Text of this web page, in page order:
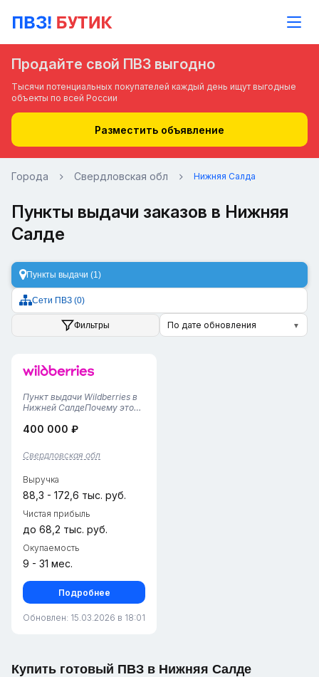
Продайте свой ПВЗ выгодно
Тысячи потенциальных покупателей каждый день ищут выгодные
объекты по всей России
Разместить объявление
Города Свердловская обл Нижняя Салда
Пункты выдачи заказов в Нижняя
Салде
Пункты выдачи (1)
Сети ПВЗ (0)
Фильтры По дате обновления ▼
Пункт выдачи Wildberries в
Нижней СалдеПочему это
работает более года —
получения ваших заказов. •
В штате два сотрудника —
профессиона...
400 000 ₽
Свердловская обл
Выручка
88,3 - 172,6 тыс. руб.
Чистая прибыль
до 68,2 тыс. руб.
Окупаемость
9 - 31 мес.
Подробнее
Обновлен: 15.03.2026 в 18:01
Купить готовый ПВЗ в Нижняя Салде